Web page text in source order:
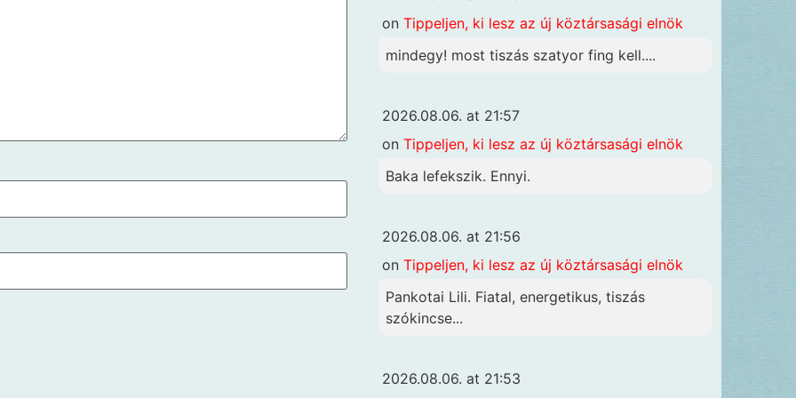
on Tippeljen, ki lesz az új köztársasági elnök
mindegy! most tiszás szatyor fing kell....
2026.08.06. at 21:57
on Tippeljen, ki lesz az új köztársasági elnök
Baka lefekszik. Ennyi.
2026.08.06. at 21:56
on Tippeljen, ki lesz az új köztársasági elnök
Pankotai Lili. Fiatal, energetikus, tiszás
szókincse...
2026.08.06. at 21:53